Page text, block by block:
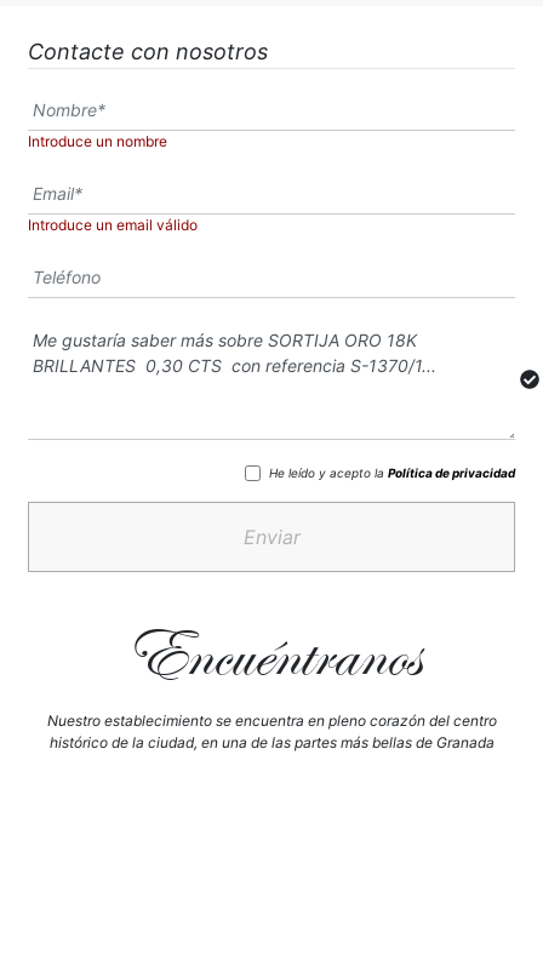
Contacte con nosotros
Introduce un nombre
Introduce un email válido
He leído y acepto la Política de privacidad
Enviar
Encuéntranos
Nuestro establecimiento se encuentra en pleno corazón del centro
histórico de la ciudad, en una de las partes más bellas de Granada